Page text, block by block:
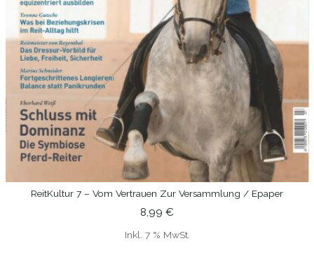
IN DEN WARENKORB
ReitKultur 7 – Vom Vertrauen Zur Versammlung / Epaper
8,99 €
Inkl. 7 % MwSt.